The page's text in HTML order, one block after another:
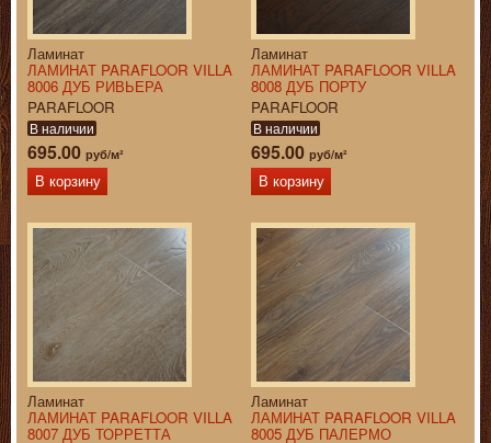
Ламинат
ЛАМИНАТ PARAFLOOR VILLA
8006 ДУБ РИВЬЕРА
PARAFLOOR
В наличии
695.00 руб/м²
В корзину
Ламинат
ЛАМИНАТ PARAFLOOR VILLA
8008 ДУБ ПОРТУ
PARAFLOOR
В наличии
695.00 руб/м²
В корзину
Ламинат
ЛАМИНАТ PARAFLOOR VILLA
8007 ДУБ ТОРРЕТТА
Ламинат
ЛАМИНАТ PARAFLOOR VILLA
8005 ДУБ ПАЛЕРМО